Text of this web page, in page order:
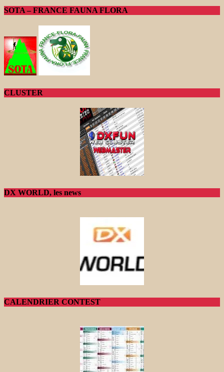
SOTA – FRANCE FAUNA FLORA
CLUSTER
DX WORLD, les news
CALENDRIER CONTEST